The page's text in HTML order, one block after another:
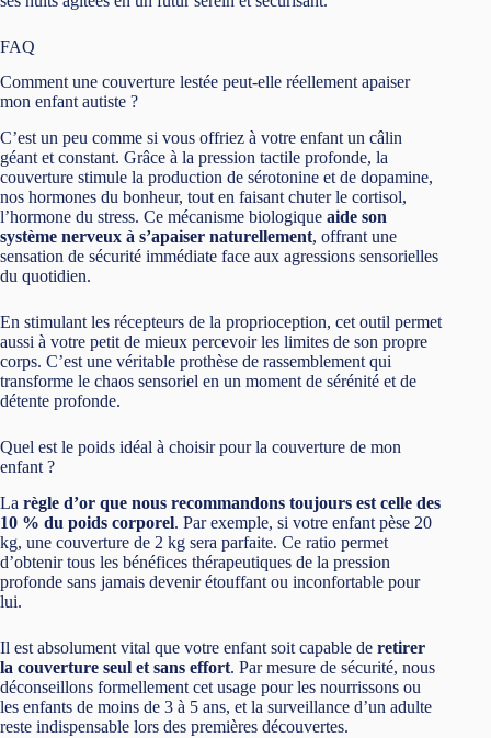
FAQ
Comment une couverture lestée peut-elle réellement apaiser
mon enfant autiste ?
C’est un peu comme si vous offriez à votre enfant un câlin
géant et constant. Grâce à la pression tactile profonde, la
couverture stimule la production de sérotonine et de dopamine,
nos hormones du bonheur, tout en faisant chuter le cortisol,
l’hormone du stress. Ce mécanisme biologique aide son
système nerveux à s’apaiser naturellement, offrant une
sensation de sécurité immédiate face aux agressions sensorielles
du quotidien.
En stimulant les récepteurs de la proprioception, cet outil permet
aussi à votre petit de mieux percevoir les limites de son propre
corps. C’est une véritable prothèse de rassemblement qui
transforme le chaos sensoriel en un moment de sérénité et de
détente profonde.
Quel est le poids idéal à choisir pour la couverture de mon
enfant ?
La règle d’or que nous recommandons toujours est celle des
10 % du poids corporel. Par exemple, si votre enfant pèse 20
kg, une couverture de 2 kg sera parfaite. Ce ratio permet
d’obtenir tous les bénéfices thérapeutiques de la pression
profonde sans jamais devenir étouffant ou inconfortable pour
lui.
Il est absolument vital que votre enfant soit capable de retirer
la couverture seul et sans effort. Par mesure de sécurité, nous
déconseillons formellement cet usage pour les nourrissons ou
les enfants de moins de 3 à 5 ans, et la surveillance d’un adulte
reste indispensable lors des premières découvertes.